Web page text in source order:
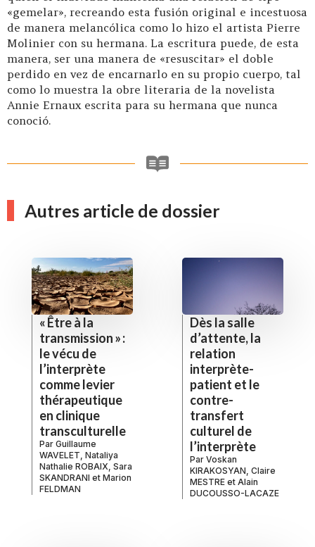
«gemelar», recreando esta fusión original e incestuosa
de manera melancólica como lo hizo el artista Pierre
Molinier con su hermana. La escritura puede, de esta
manera, ser una manera de «resuscitar» el doble
perdido en vez de encarnarlo en su propio cuerpo, tal
como lo muestra la obre literaria de la novelista
Annie Ernaux escrita para su hermana que nunca
conoció.
Autres article de dossier
« Être à la
transmission » :
le vécu de
l’interprète
comme levier
thérapeutique
en clinique
transculturelle
Par Guillaume
WAVELET Nataliya
Nathalie ROBAIX Sara
SKANDRANI et Marion
FELDMAN
Dès la salle
d’attente, la
relation
interprète-
patient et le
contre-
transfert
culturel de
l’interprète
Par Voskan
KIRAKOSYAN Claire
MESTRE et Alain
DUCOUSSO-LACAZE